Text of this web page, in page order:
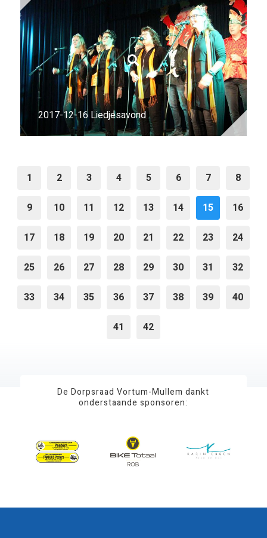
2017-12-16 Liedjesavond
1 2 3 4 5 6 7 8
9 10 11 12 13 14 15 16
17 18 19 20 21 22 23 24
25 26 27 28 29 30 31 32
33 34 35 36 37 38 39 40
41 42
De Dorpsraad Vortum-Mullem dankt
onderstaande sponsoren: